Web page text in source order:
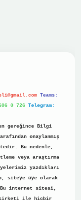
Teams:
0 726
Telegram:
gereğince Bilgi
onaylanmış
Bu nedenle,
veya araştırma
yazdıkları
siteye üye olarak
Bu internet sitesi,